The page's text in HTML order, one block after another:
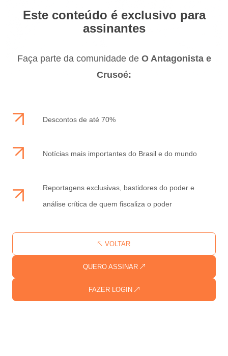
Este conteúdo é exclusivo para
assinantes
Faça parte da comunidade de O Antagonista e
Crusoé:
Descontos de até 70%
Notícias mais importantes do Brasil e do mundo
Reportagens exclusivas, bastidores do poder e
análise crítica de quem fiscaliza o poder
FAZER LOGIN
QUERO ASSINAR
VOLTAR